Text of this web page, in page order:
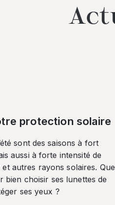
protection solaire
sont des saisons à fort
aussi à forte intensité de
autres rayons solaires. Que
bien choisir ses lunettes de
ses yeux ?